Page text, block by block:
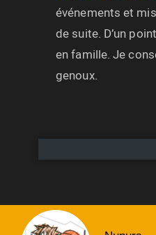
événements et
de suite. D’un
en famille. Je
genoux.